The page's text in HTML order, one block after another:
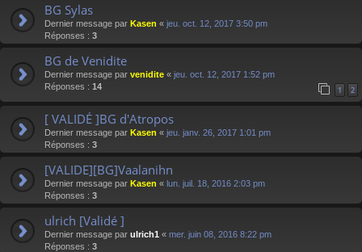
BG Sylas
Dernier message par Kasen « jeu. oct. 12, 2017 3:50 pm
Réponses : 3
BG de Venidite
Dernier message par venidite « jeu. oct. 12, 2017 1:52 pm
Réponses : 14 1 2
[ VALIDÉ ]BG d'Atropos
Dernier message par Kasen « jeu. janv. 26, 2017 1:01 pm
Réponses : 3
[VALIDE][BG]Vaalanihn
Dernier message par Kasen « lun. juil. 18, 2016 2:03 pm
Réponses : 3
ulrich [Validé ]
Dernier message par ulrich1 « mer. juin 08, 2016 8:22 pm
Réponses : 3